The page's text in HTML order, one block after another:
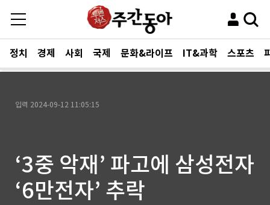
정치 경제 사회 국제 문화&라이프 IT&과학 스포츠
입력 2024-09-12 11:05:15
‘3중 악재’ 파고에 삼성전자
‘6만전자’ 추락